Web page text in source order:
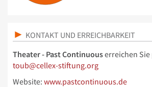
KONTAKT UND ERREICHBARKEIT
Theater - Past Continuouserreichen
toub@cellex-stiftung.org
Website: www.pastcontinuous.de